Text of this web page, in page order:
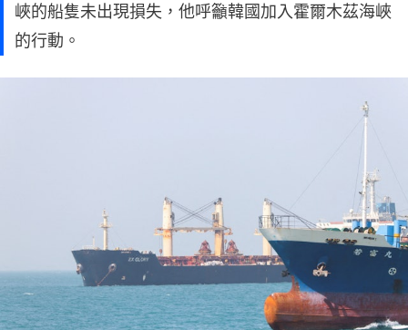
峽的船隻未出現損失，他呼籲韓國加入霍爾木茲海峽
的行動。